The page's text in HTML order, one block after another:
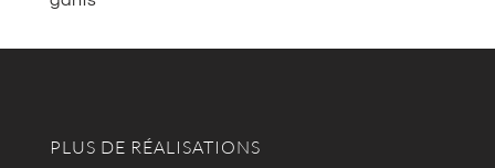
PLUS DE RÉALISATIONS